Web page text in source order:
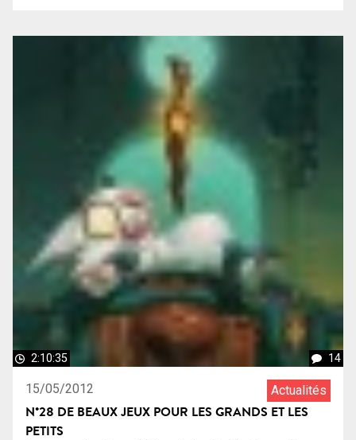
2:10:35 14
15/05/2012 Actualités
N°28 DE BEAUX JEUX POUR LES GRANDS ET LES
PETITS